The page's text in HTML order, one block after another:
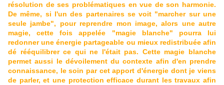
résolution de ses problématiques en vue de son harmonie.
De même, si l'un des partenaires se voit "marcher sur une
seule jambe", pour reprendre mon image, alors une autre
magie, cette fois appelée "magie blanche" pourra lui
redonner une énergie partageable ou mieux redistribuée afin
dé rééquilibrer ce qui ne l'était pas. Cette magie blanche
permet aussi le dévoilement du contexte afin d'en prendre
connaissance, le soin par cet apport d'énergie dont je viens
de parler, et une protection efficace durant les travaux afin